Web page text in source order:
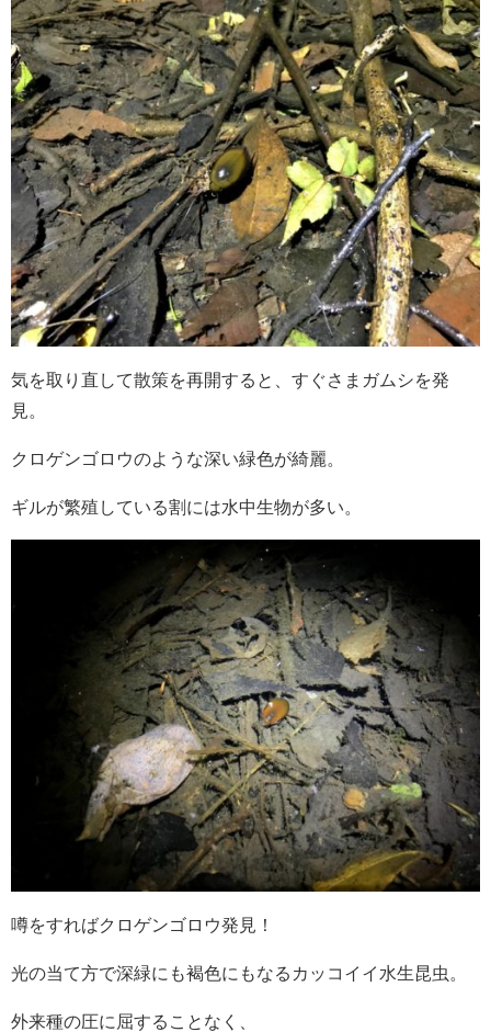
気を取り直して散策を再開すると、すぐさまガムシを発
見。
クロゲンゴロウのような深い緑色が綺麗。
ギルが繁殖している割には水中生物が多い。
噂をすればクロゲンゴロウ発見！
光の当て方で深緑にも褐色にもなるカッコイイ水生昆虫。
外来種の圧に屈することなく、